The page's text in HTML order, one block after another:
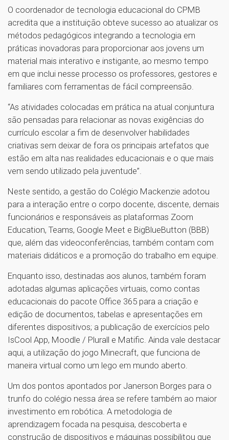
O coordenador de tecnologia educacional do CPMB
acredita que a instituição obteve sucesso ao atualizar os
métodos pedagógicos integrando a tecnologia em
práticas inovadoras para proporcionar aos jovens um
material mais interativo e instigante, ao mesmo tempo
em que inclui nesse processo os professores, gestores e
familiares com ferramentas de fácil compreensão.
“As atividades colocadas em prática na atual conjuntura
são pensadas para relacionar as novas exigências do
currículo escolar a fim de desenvolver habilidades
criativas sem deixar de fora os principais artefatos que
estão em alta nas realidades educacionais e o que mais
vem sendo utilizado pela juventude”.
Neste sentido, a gestão do Colégio Mackenzie adotou
para a interação entre o corpo docente, discente, demais
funcionários e responsáveis as plataformas Zoom
Education, Teams, Google Meet e BigBlueButton (BBB)
que, além das videoconferências, também contam com
materiais didáticos e a promoção do trabalho em equipe.
Enquanto isso, destinadas aos alunos, também foram
adotadas algumas aplicações virtuais, como contas
educacionais do pacote Office 365 para a criação e
edição de documentos, tabelas e apresentações em
diferentes dispositivos; a publicação de exercícios pelo
IsCool App, Moodle / Plurall e Matific. Ainda vale destacar
aqui, a utilização do jogo Minecraft, que funciona de
maneira virtual como um lego em mundo aberto.
Um dos pontos apontados por Janerson Borges para o
trunfo do colégio nessa área se refere também ao maior
investimento em robótica. A metodologia de
aprendizagem focada na pesquisa, descoberta e
construção de dispositivos e máquinas possibilitou que